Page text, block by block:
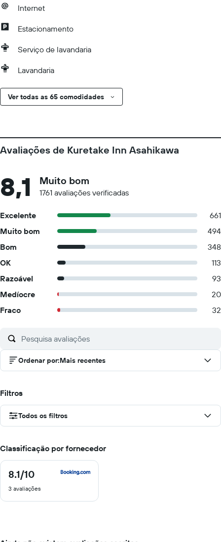
Internet
Estacionamento
Serviço de lavandaria
Lavandaria
Ver todas as 65 comodidades
Avaliações de Kuretake Inn Asahikawa
8,1 Muito bom
1761 avaliações verificadas
Excelente
661
Muito bom
494
Bom
348
OK
113
Razoável
93
Medíocre
20
Fraco
32
Ordenar por:Mais recentes
Filtros
Todos os filtros
Classificação por fornecedor
8.1/10
8.1
10
3 avaliações